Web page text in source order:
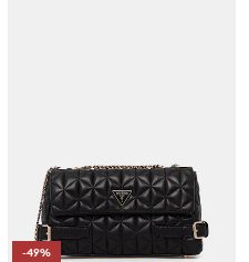
-49%